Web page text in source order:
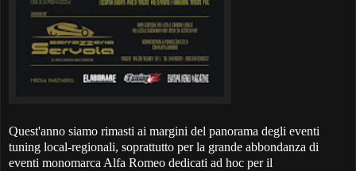
Quest'anno siamo rimasti ai margini del panorama degli eventi
tuning local-regionali, soprattutto per la grande abbondanza di
eventi monomarca Alfa Romeo dedicati ad hoc per il